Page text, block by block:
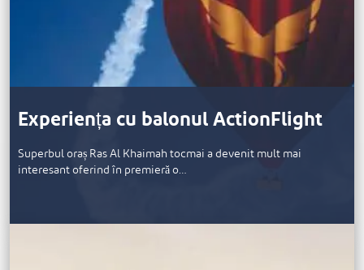
Experiența cu balonul ActionFlight
Superbul oraș Ras Al Khaimah tocmai a devenit mult mai
interesant oferind în premieră o…